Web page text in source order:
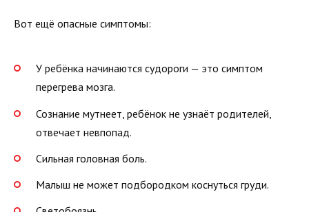
Вот ещё опасные симптомы:
У ребёнка начинаются судороги — это симптом
перегрева мозга.
Сознание мутнеет, ребёнок не узнаёт родителей,
отвечает невпопад.
Сильная головная боль.
Малыш не может подбородком коснуться груди.